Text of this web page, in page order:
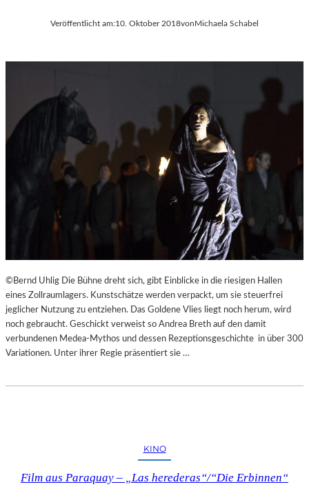
Veröffentlicht am:10. Oktober 2018von Michaela Schabel
©Bernd Uhlig Die Bühne dreht sich, gibt Einblicke in die riesigen Hallen
eines Zollraumlagers. Kunstschätze werden verpackt, um sie steuerfrei
jeglicher Nutzung zu entziehen. Das Goldene Vlies liegt noch herum, wird
noch gebraucht. Geschickt verweist so Andrea Breth auf den damit
verbundenen Medea-Mythos und dessen Rezeptionsgeschichte in über 300
Variationen. Unter ihrer Regie präsentiert sie …
KINO
Film aus Paraquay – „Las herederas“/“Die Erbinnen“